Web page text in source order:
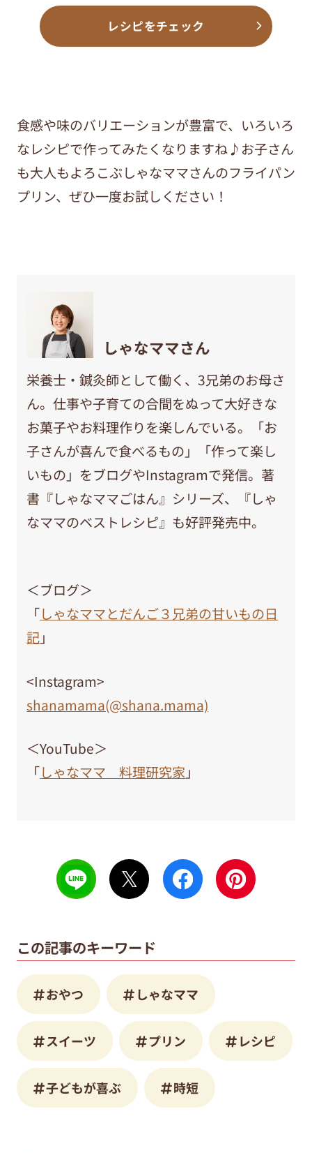
レシピをチェック
食感や味のバリエーションが豊富で、いろいろ
なレシピで作ってみたくなりますね♪お子さん
も大人もよろこぶしゃなママさんのフライパン
プリン、ぜひ一度お試しください！
しゃなママさん
栄養士・鍼灸師として働く、3兄弟のお母さ
ん。仕事や子育ての合間をぬって大好きな
お菓子やお料理作りを楽しんでいる。「お
子さんが喜んで食べるもの」「作って楽し
いもの」をブログやInstagramで発信。著
書『しゃなママごはん』シリーズ、『しゃ
なママのベストレシピ』も好評発売中。
＜ブログ＞
「しゃなママとだんご３兄弟の甘いもの日
記」
<Instagram>
shanamama(@shana.mama)
＜YouTube＞
「しゃなママ 料理研究家 」
この記事のキーワード
おやつ しゃなママ
スイーツ プリン レシピ
子どもが喜ぶ 時短